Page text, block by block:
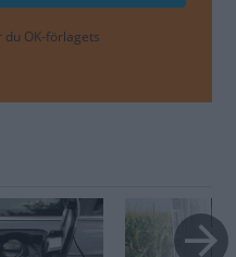
OK-förlagets